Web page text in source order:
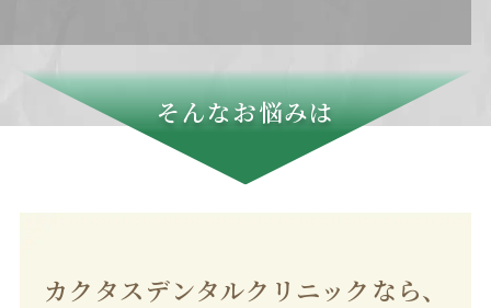
そんなお悩みは
カクタスデンタルクリニック なら、